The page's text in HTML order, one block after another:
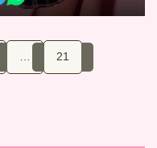
21